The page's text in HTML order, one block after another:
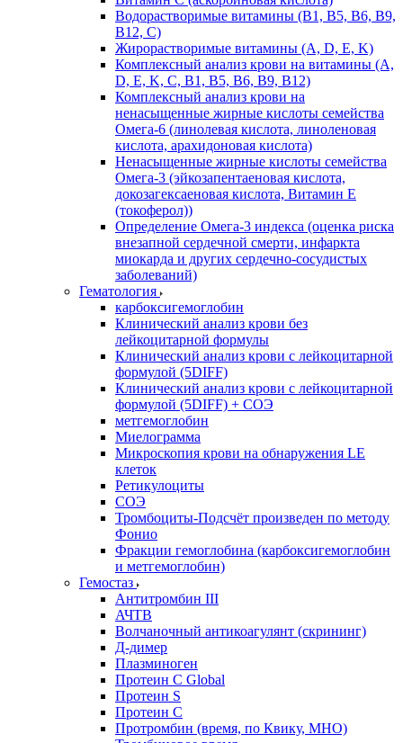
Водорастворимые витамины (B1, B5, B6, В9,
В12, С)
Жирорастворимые витамины (A, D, E, K)
Комплексный анализ крови на витамины (A,
D, E, K, C, B1, B5, B6, В9, B12)
Комплексный анализ крови на
ненасыщенные жирные кислоты семейства
Омега-6 (линолевая кислота, линоленовая
кислота, арахидоновая кислота)
Ненасыщенные жирные кислоты семейства
Омега-3 (эйкозапентаеновая кислота,
докозагексаеновая кислота, Витамин E
(токоферол))
Определение Омега-3 индекса (оценка риска
внезапной сердечной смерти, инфаркта
миокарда и других сердечно-сосудистых
заболеваний)
Гематология
карбоксигемоглобин
Клинический анализ крови без
лейкоцитарной формулы
Клинический анализ крови с лейкоцитарной
формулой (5DIFF)
Клинический анализ крови с лейкоцитарной
формулой (5DIFF) + СОЭ
метгемоглобин
Миелограмма
Микроскопия крови на обнаружения LE
клеток
Ретикулоциты
СОЭ
Тромбоциты-Подсчёт произведен по методу
Фонио
Фракции гемоглобина (карбоксигемоглобин
и метгемоглобин)
Гемостаз
Антитромбин III
АЧТВ
Волчаночный антикоагулянт (скрининг)
Д-димер
Плазминоген
Протеин C Global
Протеин S
Протеин С
Протромбин (время, по Квику, МНО)